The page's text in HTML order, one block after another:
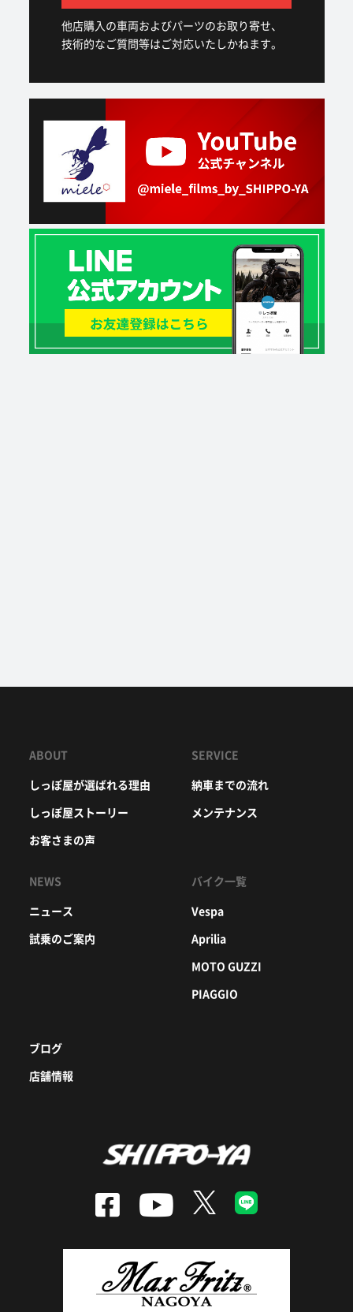
他店購入の車両およびパーツのお取り寄せ、
技術的なご質問等はご対応いたしかねます。
ABOUT
しっぽ屋が選ばれる理由
しっぽ屋ストーリー
お客さまの声
NEWS
ニュース
試乗のご案内
SERVICE
納車までの流れ
メンテナンス
バイク一覧
Vespa
Aprilia
MOTO GUZZI
PIAGGIO
ブログ
店舗情報